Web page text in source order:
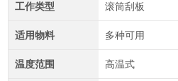
工作类型 滚筒刮板
适用物料 多种可用
温度范围 高温式